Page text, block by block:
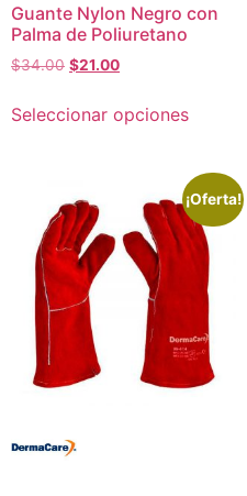
Guante Nylon Negro con
Palma de Poliuretano
$34.00 $21.00
Seleccionar opciones
¡Oferta!